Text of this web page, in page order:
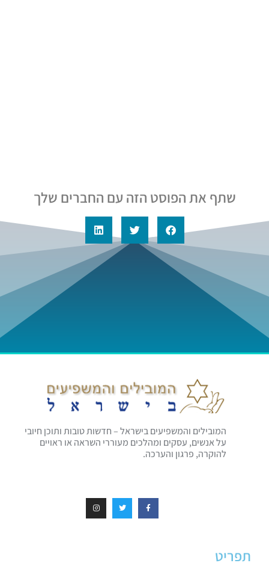
שתף את הפוסט הזה עם החברים שלך
המובילים והמשפיעים בישראל – חדשות טובות ותוכן חיובי
על אנשים, עסקים ומהלכים מעוררי השראה או ראויים
להוקרה, פרגון והערכה.
תפריט